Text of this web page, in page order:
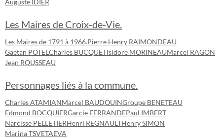
Les Maires de Croix-de-Vie.
Les Maires de 1791 à 1966.Pierre Henry RAIMONDEAU
Gaëtan POTEL Charles BUCQUETIsidore MORINEAUMarcel RAGON
Jean ROUSSEAU
Personnages liés à la commune.
Charles ATAMIANMarcel BAUDOUINGroupe BENETEAU
Edmond BOCQUIERGarcie FERRANDEPaul IMBERT
Narcisse PELLETIERHenri REGNAULTHenry SIMON
Marina TSVETAEVA